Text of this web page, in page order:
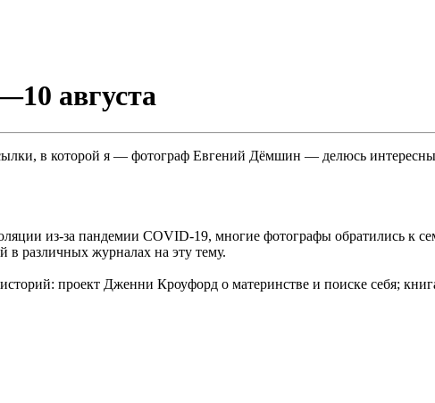
августа
в которой я — фотограф Евгений Дёмшин — делюсь
из-за пандемии COVID-19, многие фотографы обратились к
различных журналах на эту тему.
проект Дженни Кроуфорд о материнстве и поиске себя;